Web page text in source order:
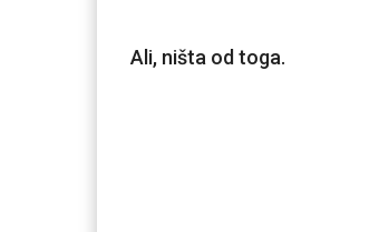
Ali, ništa od toga.